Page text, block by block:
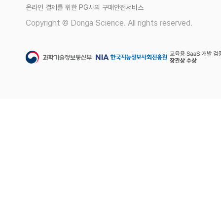
온라인 결제를 위한 PG사의 구매안전서비스
Copyright © Donga Science. All rights reserved.